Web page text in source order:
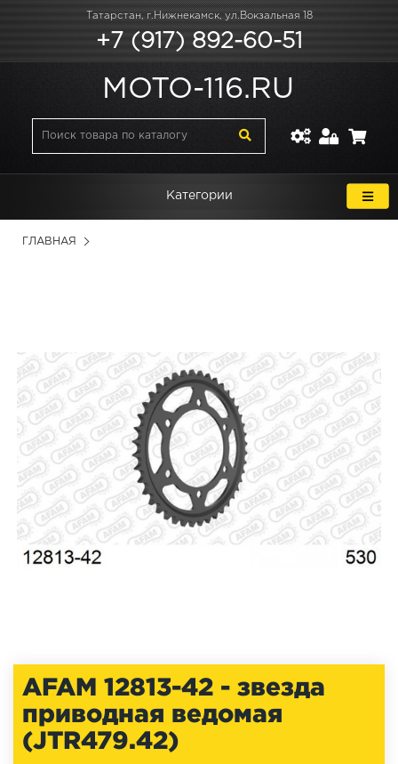
Татарстан, г.Нижнекамск, ул.Вокзальная 18
+7 (917) 892-60-51
MOTO-116.RU
Категории
ГЛАВНАЯ
AFAM 12813-42 - звезда
приводная ведомая
(JTR479.42)